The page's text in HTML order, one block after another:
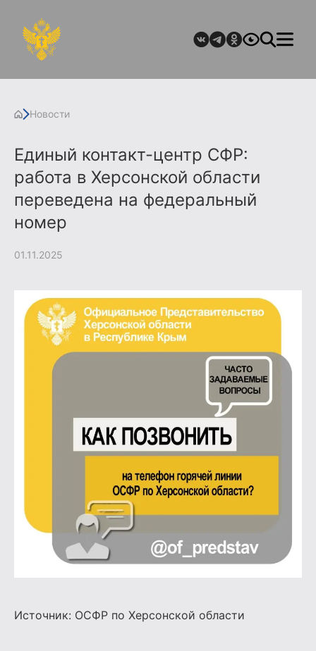
Новости
Единый контакт-центр СФР:
работа в Херсонской области
переведена на федеральный
номер
01.11.2025
Источник: ОСФР по Херсонской области